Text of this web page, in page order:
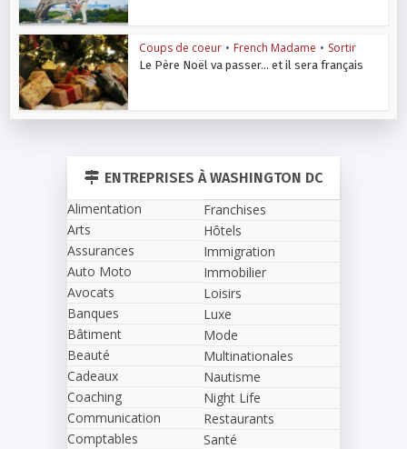
Coups de coeur • French Madame • Sortir
Le Père Noël va passer… et il sera français
ENTREPRISES À WASHINGTON DC
Alimentation
Arts
Assurances
Auto Moto
Avocats
Banques
Bâtiment
Beauté
Cadeaux
Coaching
Communication
Comptables
Franchises
Hôtels
Immigration
Immobilier
Loisirs
Luxe
Mode
Multinationales
Nautisme
Night Life
Restaurants
Santé